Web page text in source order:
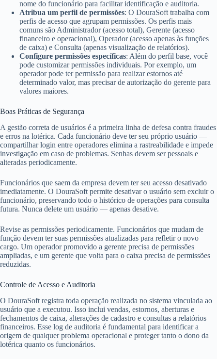
nome do funcionário para facilitar identificação e auditoria.
Atribua um perfil de permissões: O DouraSoft trabalha com
perfis de acesso que agrupam permissões. Os perfis mais
comuns são Administrador (acesso total), Gerente (acesso
financeiro e operacional), Operador (acesso apenas às funções
de caixa) e Consulta (apenas visualização de relatórios).
Configure permissões específicas: Além do perfil base, você
pode customizar permissões individuais. Por exemplo, um
operador pode ter permissão para realizar estornos até
determinado valor, mas precisar de autorização do gerente para
valores maiores.
Boas Práticas de Segurança
A gestão correta de usuários é a primeira linha de defesa contra fraudes
e erros na lotérica. Cada funcionário deve ter seu próprio usuário —
compartilhar login entre operadores elimina a rastreabilidade e impede
investigação em caso de problemas. Senhas devem ser pessoais e
alteradas periodicamente.
Funcionários que saem da empresa devem ter seu acesso desativado
imediatamente. O DouraSoft permite desativar o usuário sem excluir o
funcionário, preservando todo o histórico de operações para consulta
futura. Nunca delete um usuário — apenas desative.
Revise as permissões periodicamente. Funcionários que mudam de
função devem ter suas permissões atualizadas para refletir o novo
cargo. Um operador promovido a gerente precisa de permissões
ampliadas, e um gerente que volta para o caixa precisa de permissões
reduzidas.
Controle de Acesso e Auditoria
O DouraSoft registra toda operação realizada no sistema vinculada ao
usuário que a executou. Isso inclui vendas, estornos, aberturas e
fechamentos de caixa, alterações de cadastro e consultas a relatórios
financeiros. Esse log de auditoria é fundamental para identificar a
origem de qualquer problema operacional e proteger tanto o dono da
lotérica quanto os funcionários.